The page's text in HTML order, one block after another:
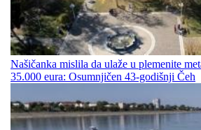
Našičanka mislila da ulaže u plemenite
35.000 eura: Osumnjičen 43-godišnji Čeh